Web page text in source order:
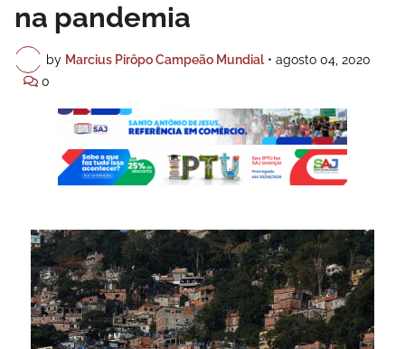
na pandemia
by Marcius Pirôpo Campeão Mundial • agosto 04, 2020
0